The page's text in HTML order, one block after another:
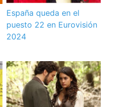
España queda en el
puesto 22 en Eurovisión
2024